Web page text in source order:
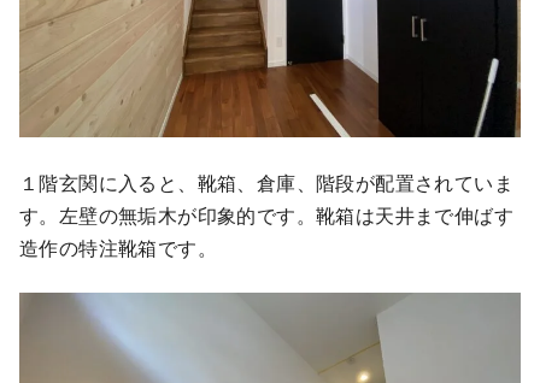
１階玄関に入ると、靴箱、倉庫、階段が配置されていま
す。左壁の無垢木が印象的です。靴箱は天井まで伸ばす
造作の特注靴箱です。